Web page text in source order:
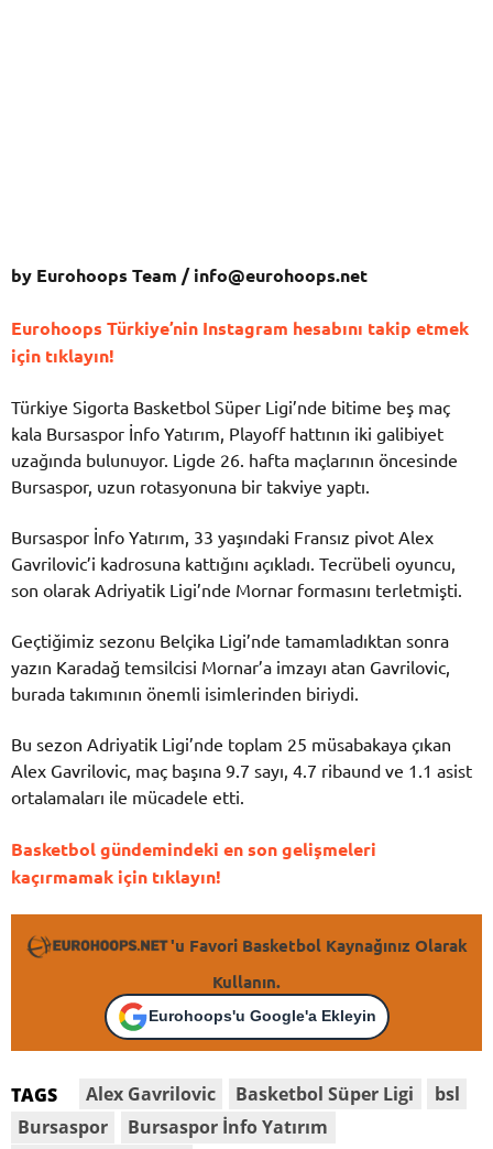
by Eurohoops Team /info@eurohoops.net
Eurohoops Türkiye’nin Instagram hesabını takip etmek
için tıklayın!
Türkiye Sigorta Basketbol Süper Ligi’nde bitime beş maç
kala Bursaspor İnfo Yatırım, Playoff hattının iki galibiyet
uzağında bulunuyor. Ligde 26. hafta maçlarının öncesinde
Bursaspor, uzun rotasyonuna bir takviye yaptı.
Bursaspor İnfo Yatırım, 33 yaşındaki Fransız pivot Alex
Gavrilovic’i kadrosuna kattığını açıkladı. Tecrübeli oyuncu,
son olarak Adriyatik Ligi’nde Mornar formasını terletmişti.
Geçtiğimiz sezonu Belçika Ligi’nde tamamladıktan sonra
yazın Karadağ temsilcisi Mornar’a imzayı atan Gavrilovic,
burada takımının önemli isimlerinden biriydi.
Bu sezon Adriyatik Ligi’nde toplam 25 müsabakaya çıkan
Alex Gavrilovic, maç başına 9.7 sayı, 4.7 ribaund ve 1.1 asist
ortalamaları ile mücadele etti.
Basketbol gündemindeki en son gelişmeleri
kaçırmamak için tıklayın!
'u Favori Basketbol Kaynağınız Olarak
Kullanın.
Eurohoops'u Google'a Ekleyin
TAGS Alex Gavrilovic Basketbol Süper Ligi
bsl
Bursaspor
Bursaspor İnfo Yatırım